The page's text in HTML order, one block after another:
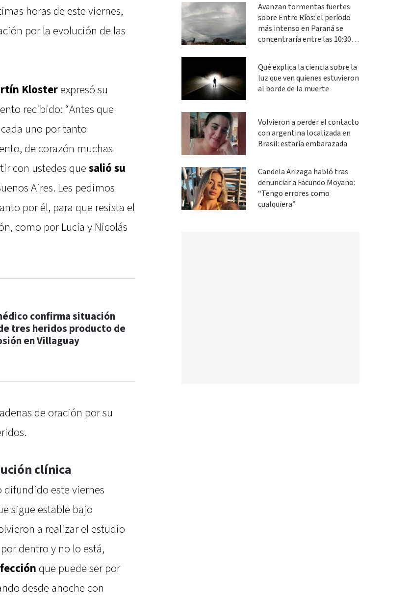
horas de este viernes,
por la evolución de las
Klosterexpresó su
recibido: “Antes que
uno por tanto
de corazón muchas
con ustedes que salió su
Aires. Les pedimos
por él, para que resista el
como por Lucía y Nicolás
confirma situación
tres heridos producto de
en Villaguay
de oración por su
clínica
difundido este viernes
sigue estable bajo
a realizar el estudio
dentro y no lo está,
que puede ser por
desde anoche con
Avanzan tormentas fuertes
sobre Entre Ríos: el período
más intenso en Paraná se
concentraría entre las 10:30 y
Qué explica la ciencia sobre la
luz que ven quienes estuvieron
al borde de la muerte
Volvieron a perder el contacto
con argentina localizada en
Brasil: estaría embarazada
Candela Arizaga habló tras
denunciar a Facundo Moyano:
“Tengo errores como
cualquiera”